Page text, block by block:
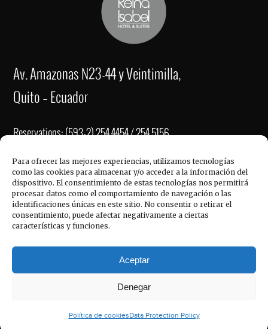
Para ofrecer las mejores experiencias, utilizamos tecnologías
como las cookies para almacenar y/o acceder a la información del
dispositivo. El consentimiento de estas tecnologías nos permitirá
procesar datos como el comportamiento de navegación o las
identificaciones únicas en este sitio. No consentir o retirar el
consentimiento, puede afectar negativamente a ciertas
características y funciones.
Aceptar
Denegar
Política de cookiesData Protection Policy
Av. Amazonas N23-44 y Veintimilla,
Quito – Ecuador
Reservations: (593-2) 254 4454 / 254 5156
re******@**************el.com
ve****@**************el.com
in******@**************
QUICK LINKS